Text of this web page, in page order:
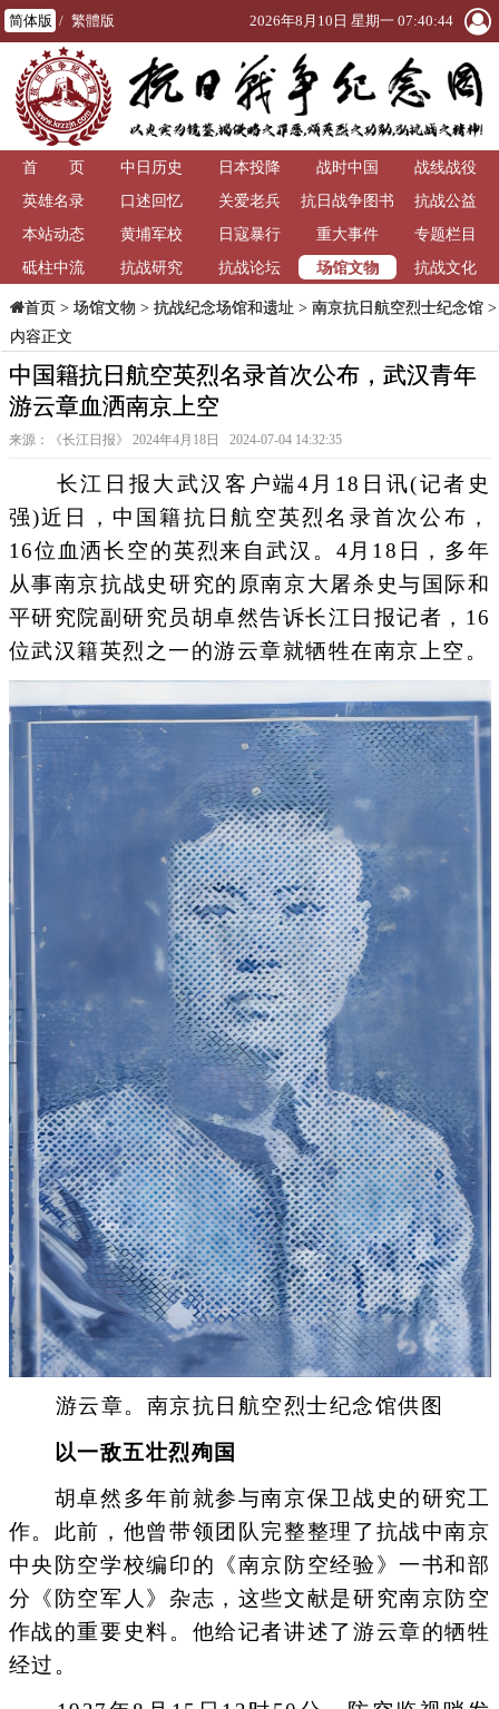
简体版 / 繁體版 2026年8月10日 星期一 07:40:45
首 页 中日历史 日本投降 战时中国
战线战役
英雄名录
口述回忆 关爱老兵
抗日战争图书
馆
抗战公益
本站动态
黄埔军校 日寇暴行 重大事件
专题栏目
砥柱中流
抗战研究 抗战论坛 场馆文物 抗战文化
首页> 场馆文物 > 抗战纪念场馆和遗址 > 南京抗日航空烈士纪念馆>
内容正文
中国籍抗日航空英烈名录首次公布，武汉青年
游云章血洒南京上空
来源：《长江日报》 2024年4月18日 2024-07-04 14:32:35
长江日报大武汉客户端4月18日讯(记者史
强)近日，中国籍抗日航空英烈名录首次公布，
16位血洒长空的英烈来自武汉。4月18日，多年
从事南京抗战史研究的原南京大屠杀史与国际和
平研究院副研究员胡卓然告诉长江日报记者，16
位武汉籍英烈之一的游云章就牺牲在南京上空。
游云章。南京抗日航空烈士纪念馆供图
以一敌五壮烈殉国
胡卓然多年前就参与南京保卫战史的研究工
作。此前，他曾带领团队完整整理了抗战中南京
中央防空学校编印的《南京防空经验》一书和部
分《防空军人》杂志，这些文献是研究南京防空
作战的重要史料。他给记者讲述了游云章的牺牲
经过。